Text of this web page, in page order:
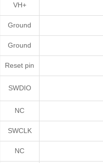
VH+
Ground
Ground
Reset pin
SWDIO
NC
SWCLK
NC